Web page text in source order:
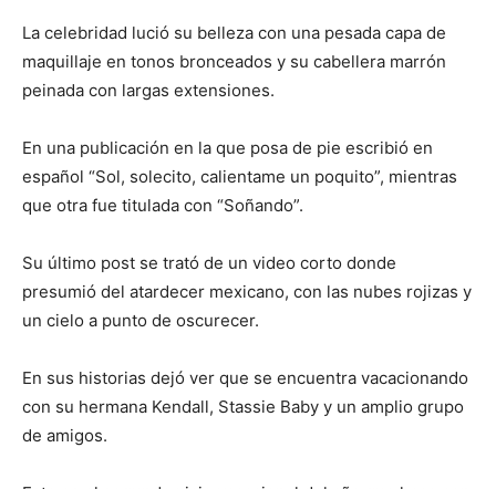
La celebridad lució su belleza con una pesada capa de
maquillaje en tonos bronceados y su cabellera marrón
peinada con largas extensiones.
En una publicación en la que posa de pie escribió en
español “Sol, solecito, calientame un poquito”, mientras
que otra fue titulada con “Soñando”.
Su último post se trató de un video corto donde
presumió del atardecer mexicano, con las nubes rojizas y
un cielo a punto de oscurecer.
En sus historias dejó ver que se encuentra vacacionando
con su hermana Kendall, Stassie Baby y un amplio grupo
de amigos.